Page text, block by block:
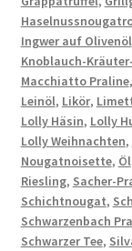
Ingwer auf Olivenöl
Knoblauch-
Macchiatto Praline,
Leinöl, Likör,
Lolly Häsin, Lolly
Lolly Weihnachten,
Nougatnoisette, Öl
Riesling, Sacher-
Schichtnougat,
Schwarzenbach
Schwarzer Tee,